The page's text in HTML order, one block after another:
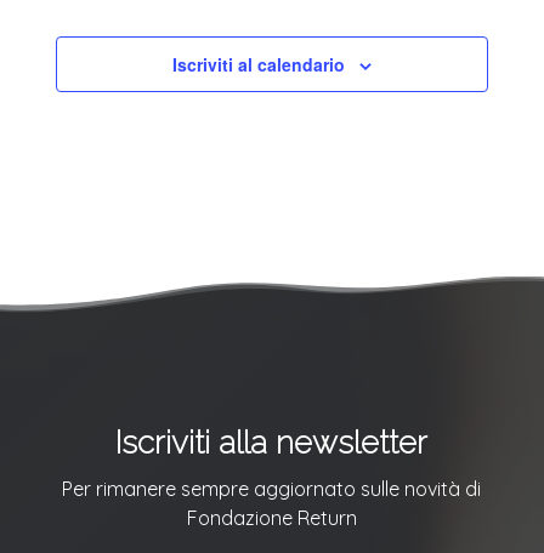
Iscriviti al calendario
Iscriviti alla newsletter
Per rimanere sempre aggiornato sulle novità di
Fondazione Return